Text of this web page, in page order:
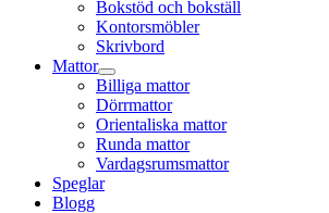
Bokstöd och bokställ
Kontorsmöbler
Skrivbord
Mattor
Billiga mattor
Dörrmattor
Orientaliska mattor
Runda mattor
Vardagsrumsmattor
Speglar
Blogg